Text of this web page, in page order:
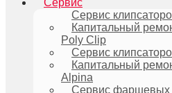
Сервис
Сервис
Капитальный
Poly Clip
Сервис
Капитальный
Alpina
Сервис фаршевых